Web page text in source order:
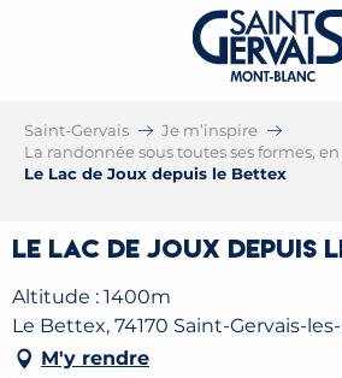
Saint-Gervais
Je m’inspire
La randonnée sous toutes ses formes,
Le Lac de Joux depuis le Bettex
Le Lac de Joux depuis
Altitude : 1400m
Le Bettex, 74170 Saint-Gervais-
M'y rendre